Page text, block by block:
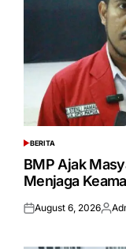
POSTED
IN
BERITA
BMP Ajak
Menjaga
Posted
August 6, 2026